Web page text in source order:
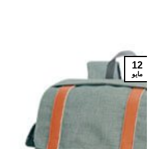
12
مايو